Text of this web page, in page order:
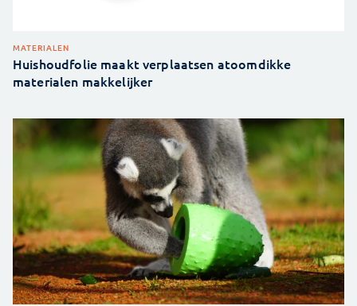
MATERIALEN
Huishoudfolie maakt verplaatsen atoomdikke
materialen makkelijker